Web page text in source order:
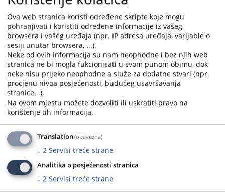
Ova web stranica koristi određene skripte koje mogu
pohranjivati i koristiti određene informacije iz vašeg
browsera i vašeg uređaja (npr. IP adresa uređaja, varijable o
sesiji unutar browsera, ...).
Neke od ovih informacija su nam neophodne i bez njih web
stranica ne bi mogla fukcionisati u svom punom obimu, dok
neke nisu prijeko neophodne a služe za dodatne stvari (npr.
procjenu nivoa posjećenosti, budućeg usavršavanja
stranice...).
Na ovom mjestu možete dozvoliti ili uskratiti pravo na
korištenje tih informacija.
Translation(obavezna)
↓ 2 Servisi treće strane
Analitika o posjećenosti stranica
↓ 2 Servisi treće strane